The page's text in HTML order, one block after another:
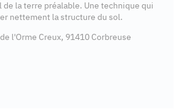
de la terre préalable. Une technique qui
nettement la structure du sol.
l'Orme Creux, 91410 Corbreuse